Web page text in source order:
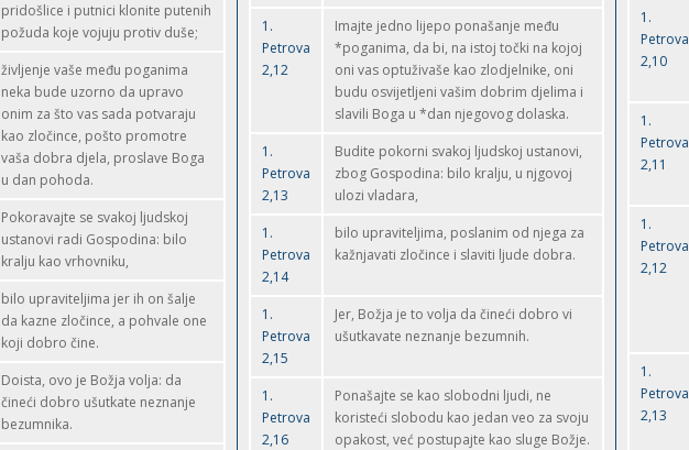
pridošlice i putnici klonite putenih
požuda koje vojuju protiv duše;
življenje vaše među poganima
neka bude uzorno da upravo
onim za što vas sada potvaraju
kao zločince, pošto promotre
vaša dobra djela, proslave Boga
u dan pohoda.
Pokoravajte se svakoj ljudskoj
ustanovi radi Gospodina: bilo
kralju kao vrhovniku,
bilo upraviteljima jer ih on šalje
da kazne zločince, a pohvale one
koji dobro čine.
Doista, ovo je Božja volja: da
čineći dobro ušutkate neznanje
bezumnika.
1.
Petrova
2,12
Imajte jedno lijepo ponašanje među
*poganima, da bi, na istoj točki na kojoj
oni vas optuživaše kao zlodjelnike, oni
budu osvijetljeni vašim dobrim djelima i
slavili Boga u *dan njegovog dolaska.
1.
Petrova
2,13
Budite pokorni svakoj ljudskoj ustanovi,
zbog Gospodina: bilo kralju, u njgovoj
ulozi vladara,
1.
Petrova
2,14
bilo upraviteljima, poslanim od njega za
kažnjavati zločince i slaviti ljude dobra.
1.
Petrova
2,15
Jer, Božja je to volja da čineći dobro vi
ušutkavate neznanje bezumnih.
1.
Petrova
2,16
Ponašajte se kao slobodni ljudi, ne
koristeći slobodu kao jedan veo za svoju
opakost, već postupajte kao sluge Božje.
1.
Petrova
2,10
1.
Petrova
2,11
1.
Petrova
2,12
1.
Petrova
2,13